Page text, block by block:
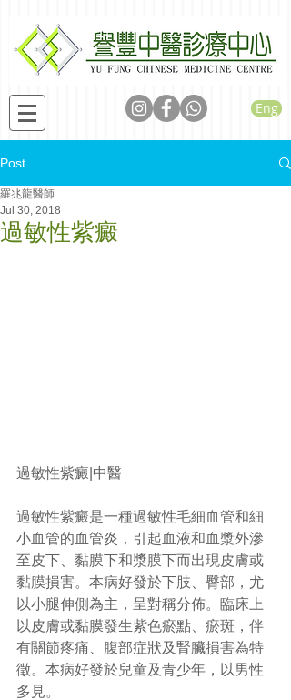
Eng
Post
過敏性紫癜
羅兆龍醫師
Jul 30, 2018
過敏性紫癜|中醫
過敏性紫癜是一種過敏性毛細血管和細
小血管的血管炎，引起血液和血漿外滲
至皮下、黏膜下和漿膜下而出現皮膚或
黏膜損害。本病好發於下肢、臀部，尤
以小腿伸側為主，呈對稱分佈。臨床上
以皮膚或黏膜發生紫色瘀點、瘀斑，伴
有關節疼痛、腹部症狀及腎臟損害為特
徵。本病好發於兒童及青少年，以男性
多見。